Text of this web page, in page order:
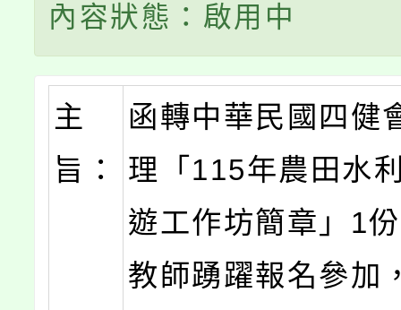
內容狀態：啟用中
主
旨：
函轉中華民國四健
理「115年農田水
遊工作坊簡章」1
教師踴躍報名參加